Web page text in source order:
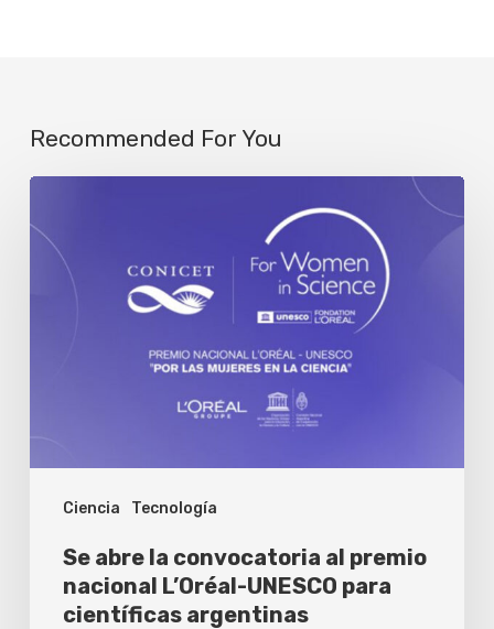
Recommended For You
Ciencia Tecnología
abre
convocatoria
UNESCO
para
científicas
argentinas
Se abre la convocatoria al premio
nacional L’Oréal-UNESCO para
científicas argentinas